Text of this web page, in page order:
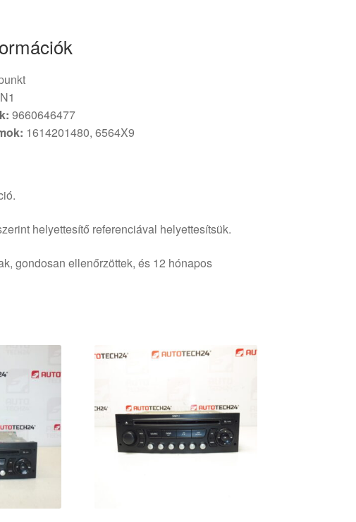
9660646477
1614201480, 6564X9
helyettesítő referenciával helyettesítsük.
gondosan ellenőrzöttek, és 12 hónapos